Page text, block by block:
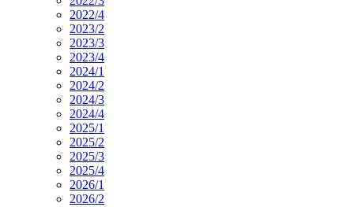
2022/4
2023/2
2023/3
2023/4
2024/1
2024/2
2024/3
2024/4
2025/1
2025/2
2025/3
2025/4
2026/1
2026/2